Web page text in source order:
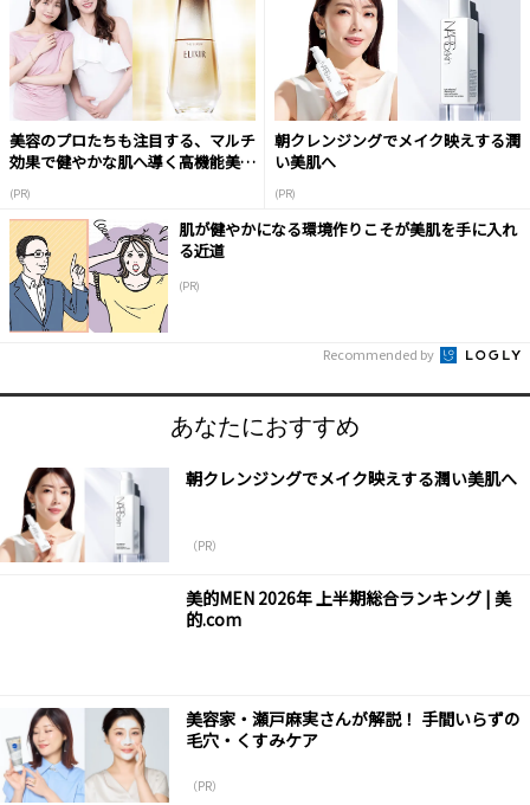
美容のプロたちも注目する、マルチ
効果で健やかな肌へ導く高機能美容
(PR)
朝クレンジングでメイク映えする潤
い美肌へ
(PR)
肌が健やかになる環境作りこそが美肌を手に入れ
る近道
(PR)
Recommended by
あなたにおすすめ
朝クレンジングでメイク映えする潤い美肌へ
（PR）
美的MEN 2026年 上半期総合ランキング | 美
的.com
美容家・瀬戸麻実さんが解説！ 手間いらずの
毛穴・くすみケア
（PR）